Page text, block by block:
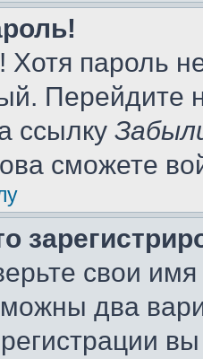
Хотя пароль
Перейдите
ссылку
сможете
свои
два